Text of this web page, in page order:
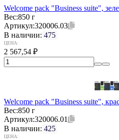
Welcome pack "Business suite",
Вес:850 г
Артикул:320006.03
В наличии: 475
ЦЕНА:
2 567,54 ₽
Welcome pack "Business suite",
Вес:850 г
Артикул:320006.01
В наличии: 425
ЦЕНА: